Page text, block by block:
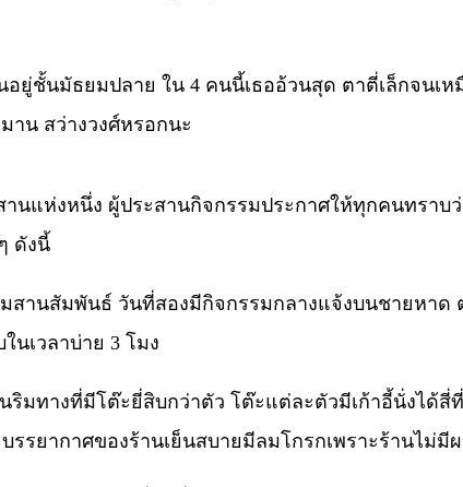
ยู่ชั้นมัธยมปลาย ใน 4 คนนี้เธออ้วนสุด ตาตี่เล็กจนเห
าน สว่างวงศ์หรอกนะ
นแห่งหนึ่ง ผู้ประสานกิจกรรมประกาศให้ทุกคนทราบ
ดังนี้
สานสัมพันธ์ วันที่สองมีกิจกรรมกลางแจ้งบนชายหาด
นเวลาบ่าย 3 โมง
มทางที่มีโต๊ะยี่สิบกว่าตัว โต๊ะแต่ละตัวมีเก้าอี้นั่งได้สี่
ยากาศของร้านเย็นสบายมีลมโกรกเพราะร้านไม่มี